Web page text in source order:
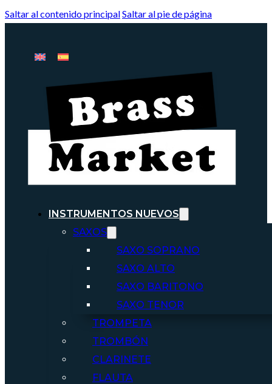
Saltar al contenido principalSaltar al pie de página
INSTRUMENTOS NUEVOS
SAXOS
SAXO SOPRANO
SAXO ALTO
SAXO BARITONO
SAXO TENOR
TROMPETA
TROMBÓN
CLARINETE
FLAUTA